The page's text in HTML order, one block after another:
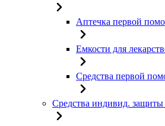
Аптечка первой
Емкости для
Средства первой
Средства индивид.